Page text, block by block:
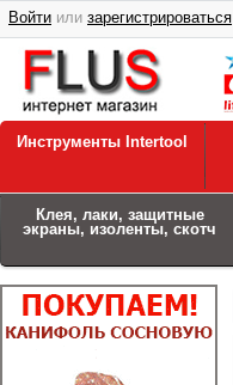
Войти или зарегистрироваться
Инструменты Intertool
Клея, лаки, защитные
экраны, изоленты, скотч